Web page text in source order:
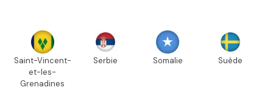
Saint-Vincent-
et-les-
Grenadines
Serbie Somalie Suède